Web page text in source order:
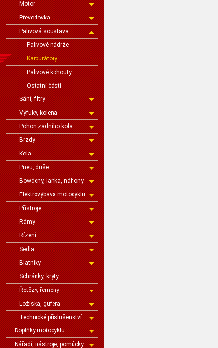
Motor
Převodovka
Palivová soustava
Palivové nádrže
Karburátory
Palivové kohouty
Ostatní části
Sání, filtry
Výfuky, kolena
Pohon zadního kola
Brzdy
Kola
Pneu, duše
Bowdeny, lanka, náhony
Elektrovýbava motocyklu
Přístroje
Rámy
Řízení
Sedla
Blatníky
Schránky, kryty
Řetězy, řemeny
Ložiska, gufera
Technické příslušenství
Doplňky motocyklu
Nářadí, nástroje, pomůcky